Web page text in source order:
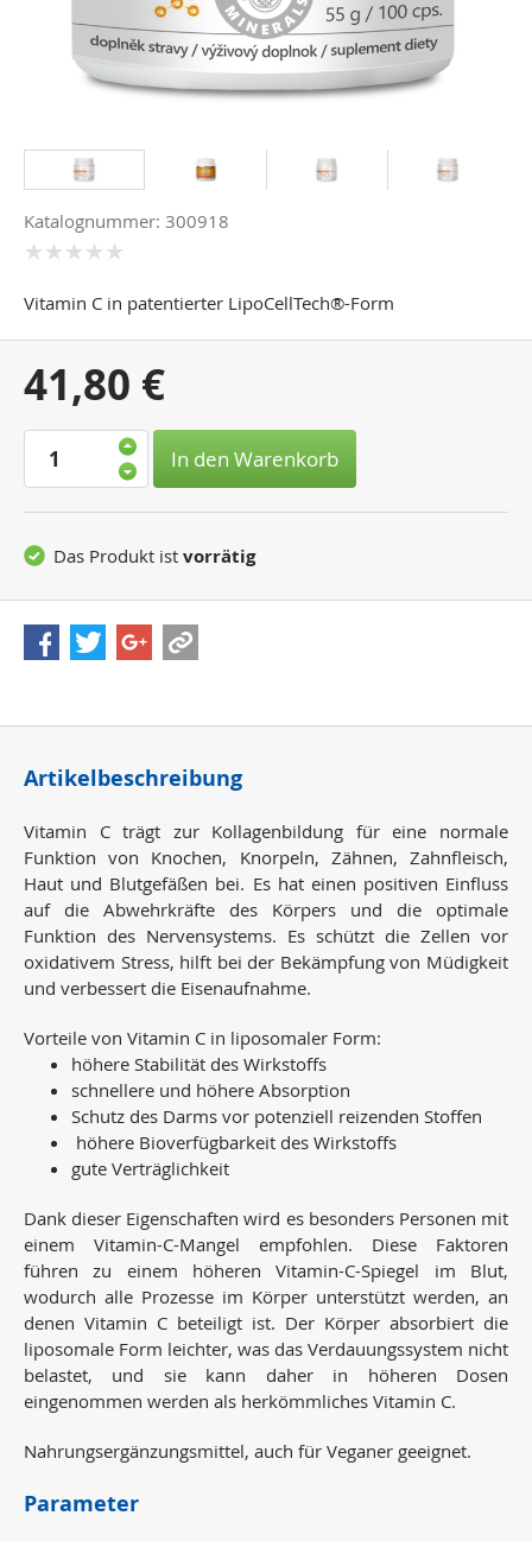
Katalognummer: 300918
Vitamin C in patentierter LipoCellTech®-Form
Ihr
Preis:
41,80 €
In den Warenkorb
Das Produkt ist vorrätig
Artikelbeschreibung
Vitamin C trägt zur Kollagenbildung für eine normale
Funktion von Knochen, Knorpeln, Zähnen, Zahnfleisch,
Haut und Blutgefäßen bei. Es hat einen positiven Einfluss
auf die Abwehrkräfte des Körpers und die optimale
Funktion des Nervensystems. Es schützt die Zellen vor
oxidativem Stress, hilft bei der Bekämpfung von Müdigkeit
und verbessert die Eisenaufnahme.
Vorteile von Vitamin C in liposomaler Form:
höhere Stabilität des Wirkstoffs
schnellere und höhere Absorption
Schutz des Darms vor potenziell reizenden Stoffen
höhere Bioverfügbarkeit des Wirkstoffs
gute Verträglichkeit
Dank dieser Eigenschaften wird es besonders Personen mit
einem Vitamin-C-Mangel empfohlen. Diese Faktoren
führen zu einem höheren Vitamin-C-Spiegel im Blut,
wodurch alle Prozesse im Körper unterstützt werden, an
denen Vitamin C beteiligt ist. Der Körper absorbiert die
liposomale Form leichter, was das Verdauungssystem nicht
belastet, und sie kann daher in höheren Dosen
eingenommen werden als herkömmliches Vitamin C.
Nahrungsergänzungsmittel, auch für Veganer geeignet.
Parameter